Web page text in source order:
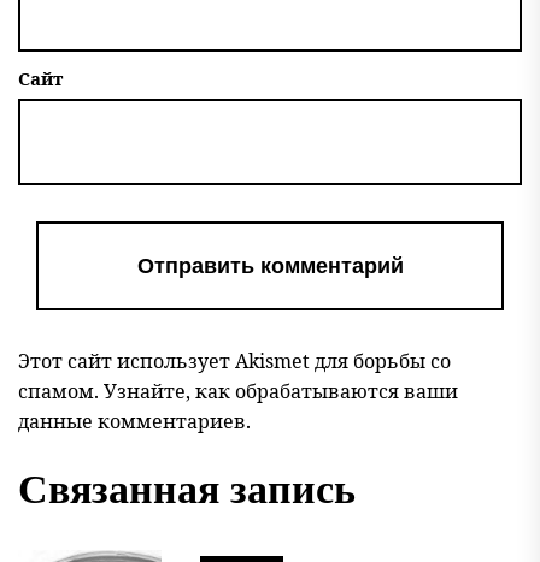
Сайт
Этот сайт использует Akismet для борьбы со
спамом. Узнайте, как обрабатываются ваши
данные комментариев.
Связанная запись